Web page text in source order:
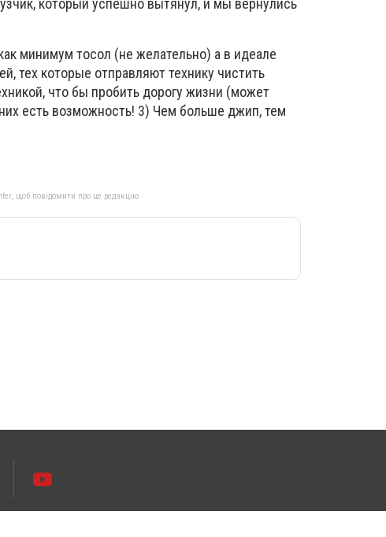
минимум тосол (не желательно) а в идеале
тех которые отправляют технику чистить
что бы пробить дорогу жизни (может
есть возможность! 3) Чем больше джип, тем
щоб повідомити про це редакцію